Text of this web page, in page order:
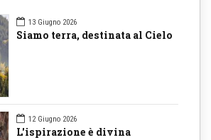
13 Giugno 2026
Siamo terra, destinata al Cielo
12 Giugno 2026
L'ispirazione è divina